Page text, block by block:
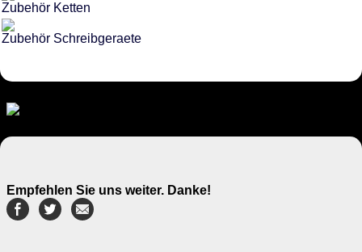
Zubehör Ketten
Zubehör Schreibgeraete
Empfehlen Sie uns weiter. Danke!